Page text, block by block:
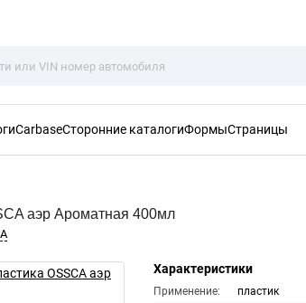
CarbaseСторонние каталогиФормыСтраницы
аэр Ароматная 400мл
Характеристики
Применение:
пластик